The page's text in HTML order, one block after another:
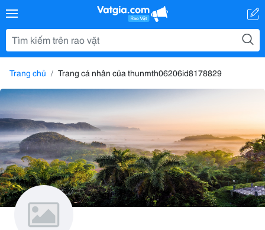
Trang chủ Trang cá nhân của thunmth06206id8178829